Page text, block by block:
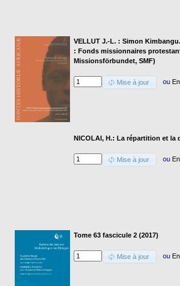
VELLUT J.-L. : Simon
: Fonds missionnaires
Missionsförbundet, SMF)
Mise à jour ou
NICOLAI, H.: La répartition et
Mise à jour ou
Tome 63 fascicule 2 (2017)
Mise à jour ou